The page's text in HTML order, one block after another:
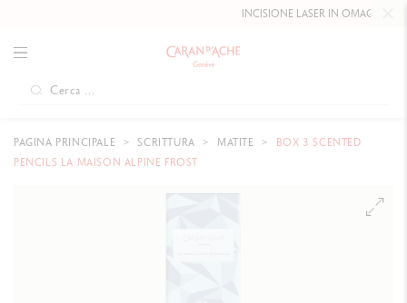
INCISIONE LASER IN OMAGGIO
PAGINA PRINCIPALE SCRITTURA MATITE
BOX 3 SCENTED
PENCILS LA MAISON ALPINE FROST